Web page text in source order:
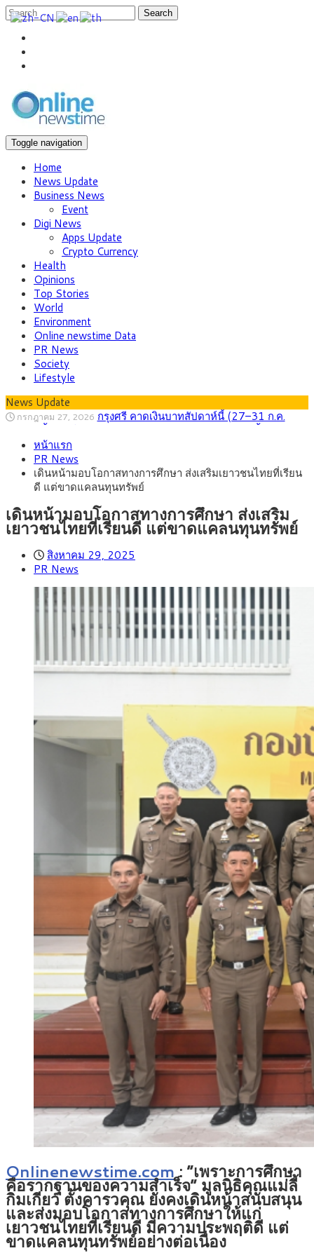
Search
Toggle navigation
Home
News Update
Business News
Event
Digi News
Apps Update
Crypto Currency
Health
Opinions
Top Stories
World
Environment
Online newstime Data
PR News
Society
Lifestyle
News Update
กรกฎาคม 27, 2026 กรุงศรี คาดเงินบาทสัปดาห์นี้ (27–31 ก.ค.
หน้ารถไฟฟ้าสงขลา โมโนเรล 12.54 กม. เชื่อมเมืองหาดใหญ่
สิงหาคม 4, 2026
รายหัวเพียง 2,618 บาท เสนอทบทวนจัดสรรงบให้สอดคล้องภาระ
งานจริง
สิงหาคม 3, 2026
33.00-33.60 ติดตามข้อมูลจ้างงานสหรัฐฯ
สิงหาคม 1, 2026 “เอกนิติ” เปิดเครื่องยนต์เศรษฐกิจใหม่ของไทย
เดินหน้า 5 ยุทธศาสตร์ รื้อโครงสร้างเศรษฐกิจ ดันไทยโตเต็ม
ศักยภาพ
กรกฎาคม 27, 2026 ภัยเงียบใกล้ตัวเด็ก LSD “แสตมป์เมา” ยาเสพ
ติดลายการ์ตูน กรมศุลกากร เตือนผู้ปกครองเฝ้าระวัง หลังยึดล็อต
ใหญ่จากเยอรมนี
หน้าแรก
PR News
เดินหน้ามอบโอกาสทางการศึกษา ส่งเสริมเยาวชนไทยที่เรียน
ดี แต่ขาดแคลนทุนทรัพย์
เดินหน้ามอบโอกาสทางการศึกษา ส่งเสริม
เยาวชนไทยที่เรียนดี แต่ขาดแคลนทุนทรัพย์
สิงหาคม 29, 2025
PR News
Onlinenewstime.com: “เพราะการศึกษา
คือรากฐานของความสำเร็จ” มูลนิธิคุณแม่ลี้
กิมเกียว ตั้งคารวคุณ ยังคงเดินหน้าสนับสนุน
และส่งมอบโอกาสทางการศึกษาให้แก่
เยาวชนไทยที่เรียนดี มีความประพฤติดี แต่
ขาดแคลนทุนทรัพย์อย่างต่อเนื่อง